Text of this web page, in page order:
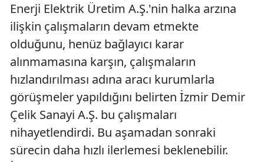
Enerji Elektrik Üretim A.Ş.'nin halka arzına
ilişkin çalışmaların devam etmekte
olduğunu, henüz bağlayıcı karar
alınmamasına karşın, çalışmaların
hızlandırılması adına aracı kurumlarla
görüşmeler yapıldığını belirten İzmir Demir
Çelik Sanayi A.Ş. bu çalışmaları
nihayetlendirdi. Bu aşamadan sonraki
sürecin daha hızlı ilerlemesi beklenebilir.